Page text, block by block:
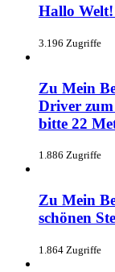
Hallo Welt!
3.196 Zugriffe
Zu Mein
Driver
bitte 22
1.886 Zugriffe
Zu Mein
schönen
1.864 Zugriffe